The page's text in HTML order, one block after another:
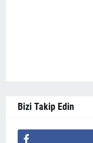
Bizi Takip Edin